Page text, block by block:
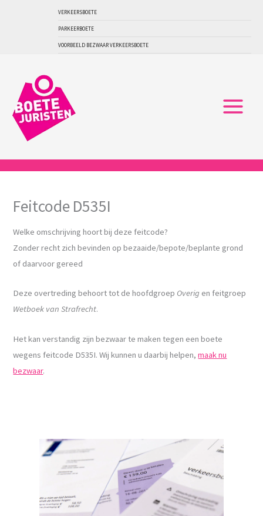
VERKEERSBOETE
PARKEERBOETE
VOORBEELD BEZWAAR VERKEERSBOETE
Feitcode D535I
Welke omschrijving hoort bij deze feitcode?
Zonder recht zich bevinden op bezaaide/bepote/beplante grond
of daarvoor gereed
Deze overtreding behoort tot de hoofdgroep Overig en feitgroep
Wetboek van Strafrecht.
Het kan verstandig zijn bezwaar te maken tegen een boete
wegens feitcode D535I. Wij kunnen u daarbij helpen,maak nu
bezwaar.